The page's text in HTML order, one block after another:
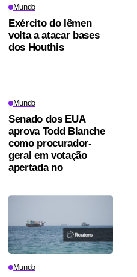
Mundo
Exército do Iêmen
volta a atacar bases
dos Houthis
Mundo
Senado dos EUA
aprova Todd Blanche
como procurador-
geral em votação
apertada no
Mundo